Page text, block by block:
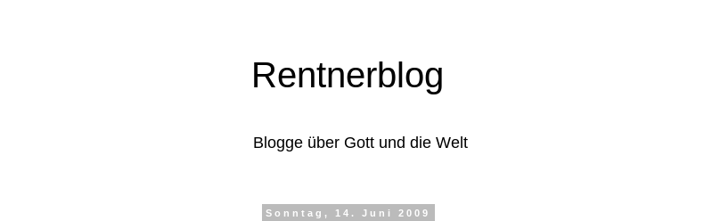
Rentnerblog
Blogge über Gott und die Welt
Sonntag, 14. Juni 2009